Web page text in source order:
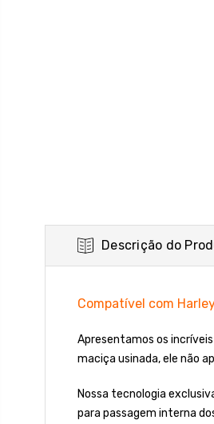
Descrição do
Compatível com
Apresentamos os
maciça usinada, ele não
Nossa tecnologia
para passagem interna